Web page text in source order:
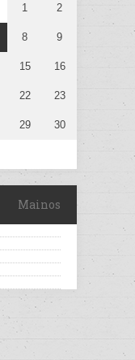
1 2
8 9
15 16
22 23
29 30
Mainos